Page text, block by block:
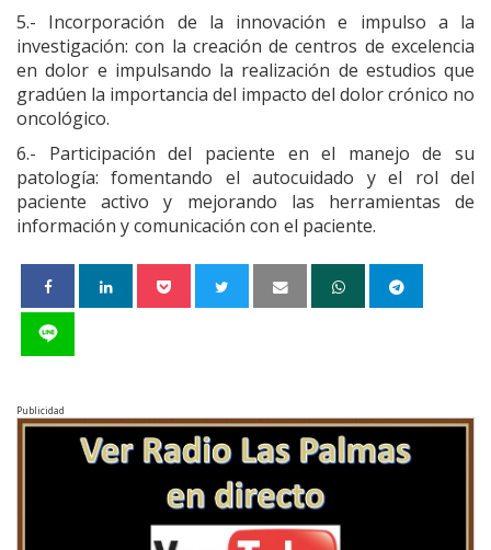
5.- Incorporación de la innovación e impulso a la
investigación: con la creación de centros de excelencia
en dolor e impulsando la realización de estudios que
gradúen la importancia del impacto del dolor crónico no
oncológico.
6.- Participación del paciente en el manejo de su
patología: fomentando el autocuidado y el rol del
paciente activo y mejorando las herramientas de
información y comunicación con el paciente.
Publicidad